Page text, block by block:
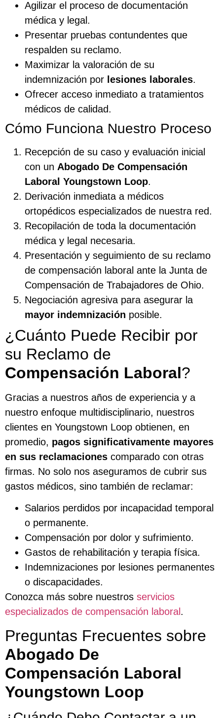
Agilizar el proceso de documentación
médica y legal.
Presentar pruebas contundentes que
respalden su reclamo.
Maximizar la valoración de su
indemnización por lesiones laborales.
Ofrecer acceso inmediato a tratamientos
médicos de calidad.
Cómo Funciona Nuestro Proceso
Recepción de su caso y evaluación inicial
con un Abogado De Compensación
Laboral Youngstown Loop.
Derivación inmediata a médicos
ortopédicos especializados de nuestra red.
Recopilación de toda la documentación
médica y legal necesaria.
Presentación y seguimiento de su reclamo
de compensación laboral ante la Junta de
Compensación de Trabajadores de Ohio.
Negociación agresiva para asegurar la
mayor indemnización posible.
¿Cuánto Puede Recibir por
su Reclamo de
Compensación Laboral?
Gracias a nuestros años de experiencia y a
nuestro enfoque multidisciplinario, nuestros
clientes en Youngstown Loop obtienen, en
promedio, pagos significativamente mayores
en sus reclamaciones comparado con otras
firmas. No solo nos aseguramos de cubrir sus
gastos médicos, sino también de reclamar:
Salarios perdidos por incapacidad temporal
o permanente.
Compensación por dolor y sufrimiento.
Gastos de rehabilitación y terapia física.
Indemnizaciones por lesiones permanentes
o discapacidades.
Conozca más sobre nuestros servicios
especializados de compensación laboral .
Preguntas Frecuentes sobre
Abogado De
Compensación Laboral
Youngstown Loop